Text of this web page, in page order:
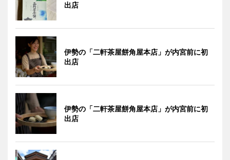
出店
伊勢の「二軒茶屋餅角屋本店」が内宮前に初
出店
伊勢の「二軒茶屋餅角屋本店」が内宮前に初
出店